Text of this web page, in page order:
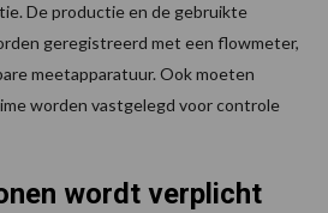
De productie en de gebruikte
geregistreerd met een flowmeter,
meetapparatuur. Ook moeten
worden vastgelegd voor controle
wordt verplicht